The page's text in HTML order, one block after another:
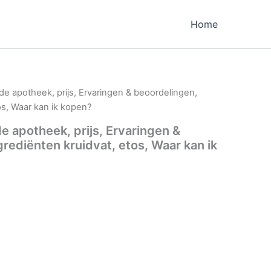
Home
apotheek, prijs, Ervaringen & beoordelingen,
Waar kan ik kopen?
apotheek, prijs, Ervaringen &
kruidvat, etos, Waar kan ik